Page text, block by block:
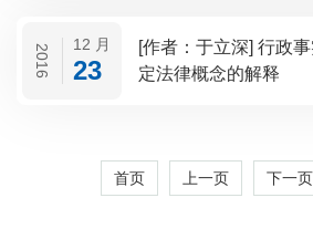
2016 12 月
23
[作者：于立深] 行政事实认定中不确
定法律概念的解释
首页 上一页 下一页